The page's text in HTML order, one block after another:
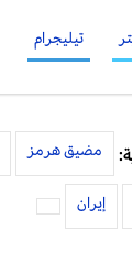
تيليجرام
مضيق هرمز
إيران